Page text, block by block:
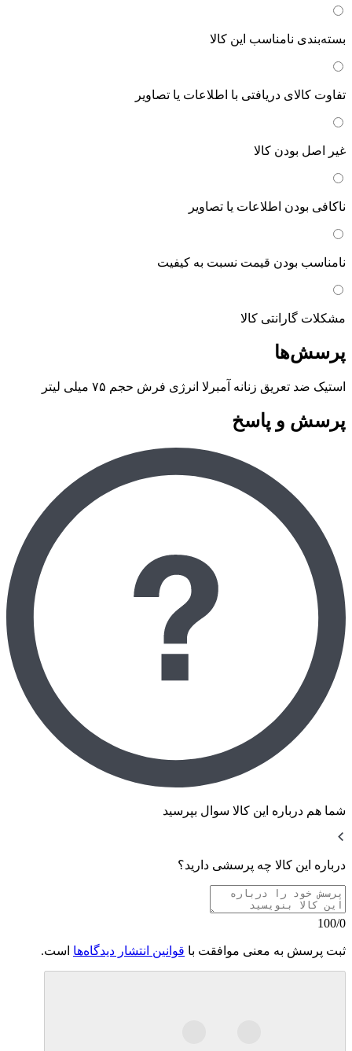
بسته‌بندی نامناسب این کالا
تفاوت کالای دریافتی با اطلاعات یا تصاویر
غیر اصل بودن کالا
ناکافی بودن اطلاعات یا تصاویر
نامناسب بودن قیمت نسبت به کیفیت
مشکلات گارانتی کالا
پرسش‌ها
استیک ضد تعریق زنانه آمبرلا انرژی فرش حجم ۷۵ میلی لیتر
پرسش و پاسخ
شما هم درباره این کالا سوال بپرسید
درباره این کالا چه پرسشی دارید؟
100/0
ثبت پرسش به معنی موافقت با قوانین انتشار دیدگاه‌ها است.